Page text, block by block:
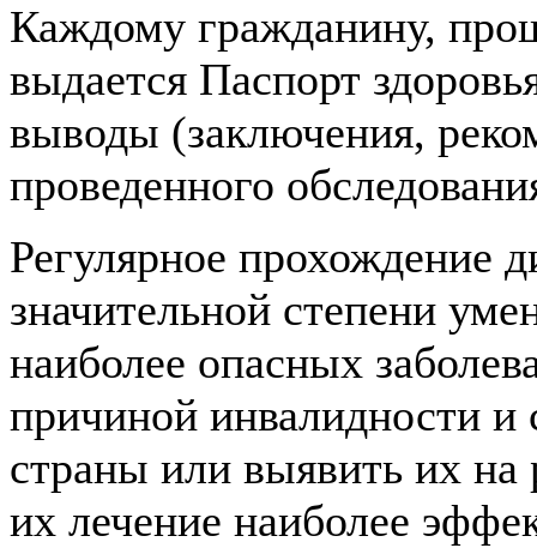
Каждому гражданину,
выдается Паспорт
выводы (заключения,
проведенного
Регулярное прохождение
значительной степени
наиболее опасных
причиной инвалидности и
страны или выявить их на
их лечение наиболее